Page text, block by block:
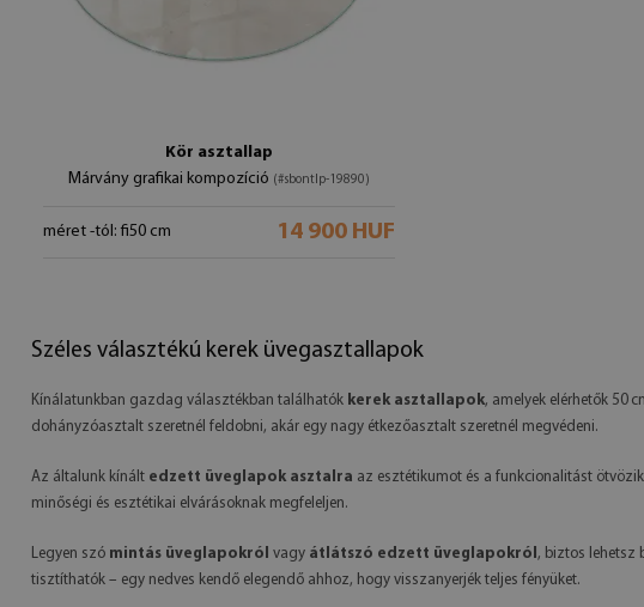
Kör asztallap
Márvány grafikai kompozíció (#sbontlp-19890)
méret -tól: fi50 cm 14 900 HUF
Széles választékú kerek üvegasztallapok
Kínálatunkban gazdag választékban találhatók kerek asztallapok, amelyek elérhetők 50
dohányzóasztalt szeretnél feldobni, akár egy nagy étkezőasztalt szeretnél megvédeni.
Az általunk kínált edzett üveglapok asztalra az esztétikumot és a funkcionalitást
minőségi és esztétikai elvárásoknak megfeleljen.
Legyen szó mintás üveglapokról vagy átlátszó edzett üveglapokról , biztos lehetsz
tisztíthatók – egy nedves kendő elegendő ahhoz, hogy visszanyerjék teljes fényüket.